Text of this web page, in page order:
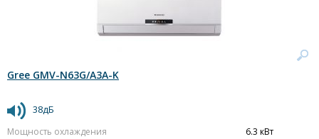
Gree GMV-N63G/A3A-K
38дБ
Мощность охлаждения
6.3 кВт